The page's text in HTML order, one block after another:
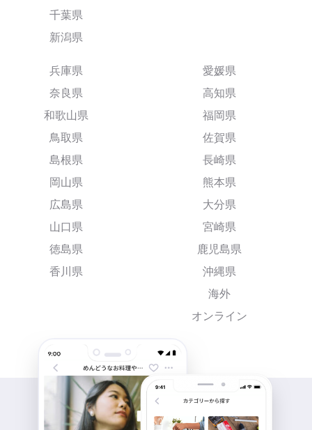
千葉県
新潟県
兵庫県
奈良県
和歌山県
鳥取県
島根県
岡山県
広島県
山口県
徳島県
香川県
愛媛県
高知県
福岡県
佐賀県
長崎県
熊本県
大分県
宮崎県
鹿児島県
沖縄県
海外
オンライン